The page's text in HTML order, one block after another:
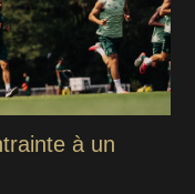
à un